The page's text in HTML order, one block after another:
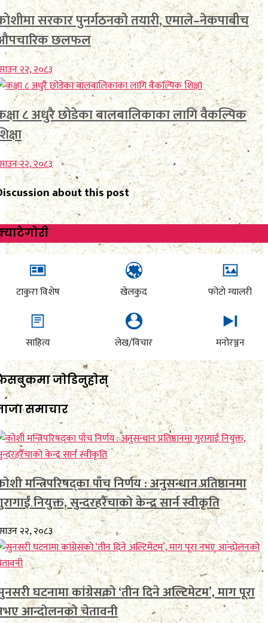
सरकार पुनर्गठनको तयारी, एमाले–नेकपाबीच
छलफल
२२, २०८३
८ अधुरै छोडेका बालबालिकाका लागि वैकल्पिक
२२, २०८३
about this post
टाकुरा विशेष खेलकुद फोटो ग्यालरी
साहित्य लेख/विचार मनोरञ्जन
जाेडिनुहाेस्
समाचार
मन्त्रिपरिषद्का पाँच निर्णय : अनुसन्धान प्रतिष्ठानमा
नियुक्त, सुन्दरहरैँचाको केन्द्र सार्न स्वीकृति
२२, २०८३
घटनामा कांग्रेसको ‘तीन दिने अल्टिमेटम’, माग पूरा
आन्दोलनको चेतावनी